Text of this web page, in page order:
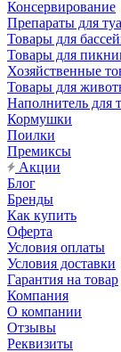
Консервирование
Препараты для
Товары для
Товары для
Хозяйственные
Товары для
Наполнитель для
Кормушки
Поилки
Премиксы
Акции
Блог
Бренды
Как купить
Оферта
Условия оплаты
Условия доставки
Гарантия на товар
Компания
О компании
Отзывы
Реквизиты